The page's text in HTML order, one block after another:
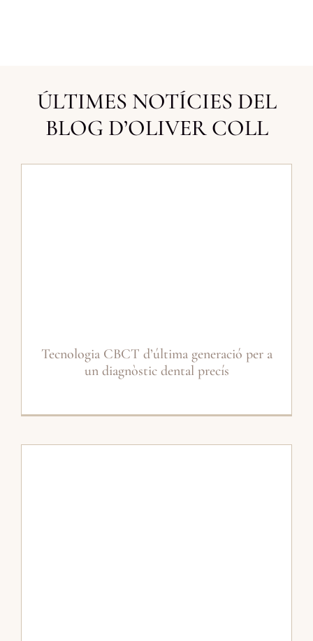
ÚLTIMES NOTÍCIES DEL
BLOG D’OLIVER COLL
Tecnologia CBCT d’última generació per a
un diagnòstic dental precís